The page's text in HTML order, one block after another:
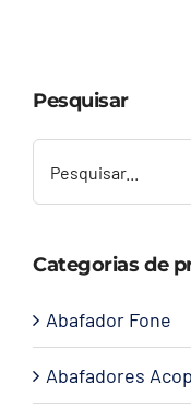
Contato
Pesquisar
Categorias de
Abafador Fone
Abafadores